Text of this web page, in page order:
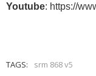
Youtube: https://
TAGS: srm 868 v5